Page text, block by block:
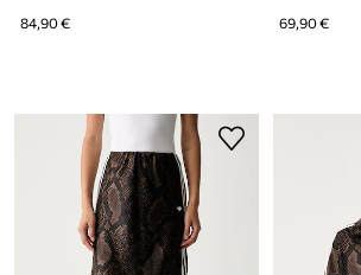
84,90 € 69,90 €